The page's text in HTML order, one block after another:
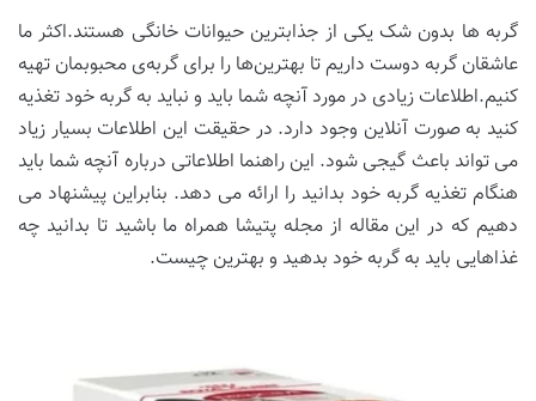
گربه ها بدون شک یکی از جذابترین حیوانات خانگی هستند.اکثر ما
عاشقان گربه دوست داریم تا بهترین‌ها را برای گربه‌ی محبوبمان تهیه
کنیم.اطلاعات زیادی در مورد آنچه شما باید و نباید به گربه خود تغذیه
کنید به صورت آنلاین وجود دارد. در حقیقت این اطلاعات بسیار زیاد
می تواند باعث گیجی شود. این راهنما اطلاعاتی درباره آنچه شما باید
هنگام تغذیه گربه خود بدانید را ارائه می دهد. بنابراین پیشنهاد می
دهیم که در این مقاله از مجله پتیشا همراه ما باشید تا بدانید چه
غذاهایی باید به گربه خود بدهید و بهترین چیست.